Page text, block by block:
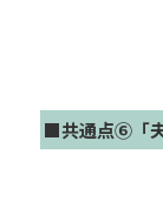
■共通点⑥「夫